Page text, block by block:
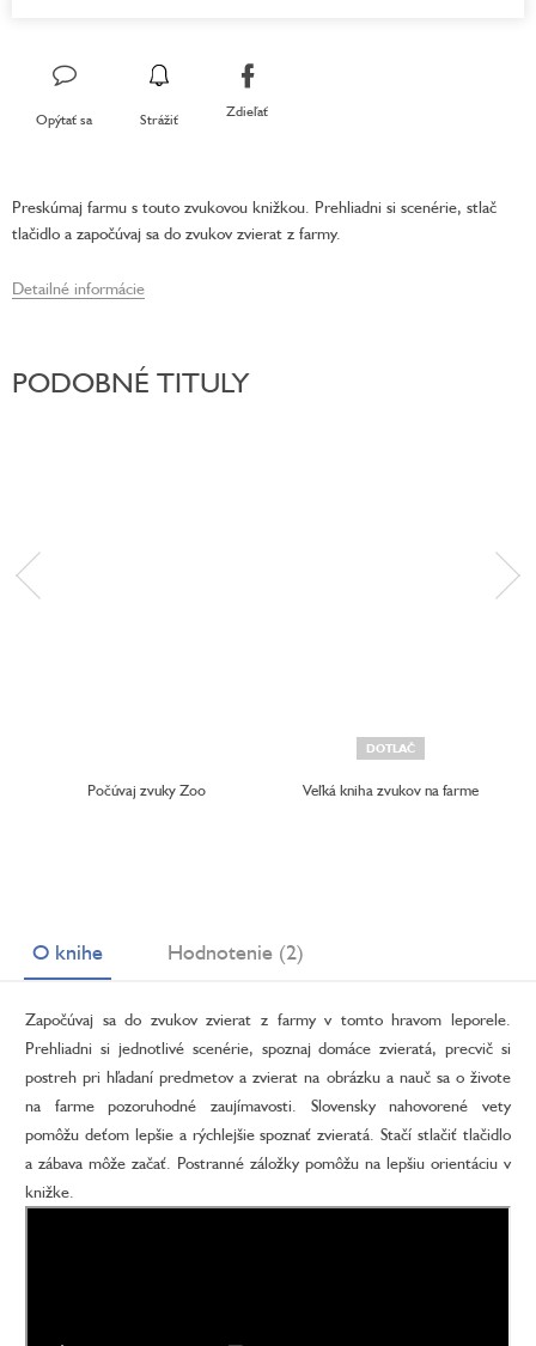
Opýtať sa Strážiť Zdieľať
Preskúmaj farmu s touto zvukovou knižkou. Prehliadni si scenérie, stlač
tlačidlo a započúvaj sa do zvukov zvierat z farmy.
Detailné informácie
PODOBNÉ TITULY
Počúvaj zvuky Zoo
DOTLAČ
Veľká kniha zvukov na farme
O knihe Hodnotenie (2)
Započúvaj sa do zvukov zvierat z farmy v tomto hravom leporele.
Prehliadni si jednotlivé scenérie, spoznaj domáce zvieratá, precvič si
postreh pri hľadaní predmetov a zvierat na obrázku a nauč sa o živote
na farme pozoruhodné zaujímavosti. Slovensky nahovorené vety
pomôžu deťom lepšie a rýchlejšie spoznať zvieratá. Stačí stlačiť tlačidlo
a zábava môže začať. Postranné záložky pomôžu na lepšiu orientáciu v
knižke.